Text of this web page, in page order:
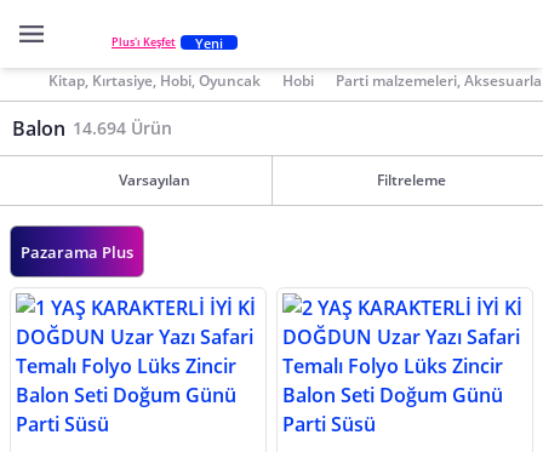
Plus'ı Keşfet Yeni
Kitap, Kırtasiye, Hobi, Oyuncak Hobi Parti malzemeleri,
Balon 14.694 Ürün
Varsayılan Filtreleme
Pazarama Plus